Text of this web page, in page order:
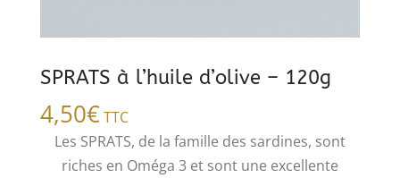
SPRATS à l’huile d’olive – 120g
4,50€TTC
​Les SPRATS, de la famille des sardines, sont
riches en Oméga 3 et sont une excellente